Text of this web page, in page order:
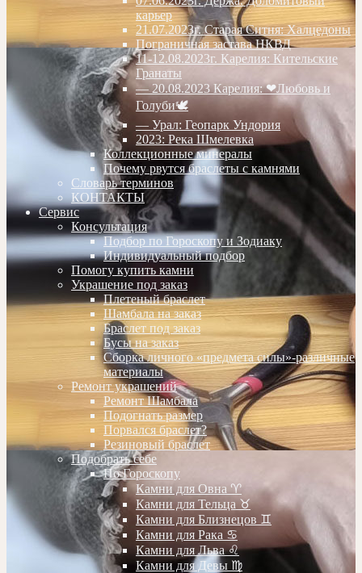
карьер
21.07.2023г. Старая Ситня: Халцедоны
Пограничная застава НКВД
11-12.08.2023г. Карелия: Кительские
Гранаты
— 20.08.2023 Карелия: ❤Любовь и
Голуби🕊
— Урал: Геопарк Ундория
2023: Река Шмелевка
Коллекционные минералы
Почему рвутся браслеты с камнями
Словарь терминов
КОНТАКТЫ
Сервис
Консультация
Подбор по Гороскопу и Зодиаку
Индивидуальный подбор
Помогу купить камни
Украшение под заказ
Плетеный браслет
Шамбала на заказ
Браслет под заказ
Бусы на заказ
Сборка личного «предмета силы»-различные
материалы
Ремонт украшений
Ремонт Шамбала
Подогнать размер
Порвался браслет?
Резиновый браслет
Подобрать себе
По Гороскопу
Камни для Овна ♈️
Камни для Тельца ♉️
Камни для Близнецов ♊️
Камни для Рака ♋️
Камни для Льва ♌️
Камни для Девы ♍️